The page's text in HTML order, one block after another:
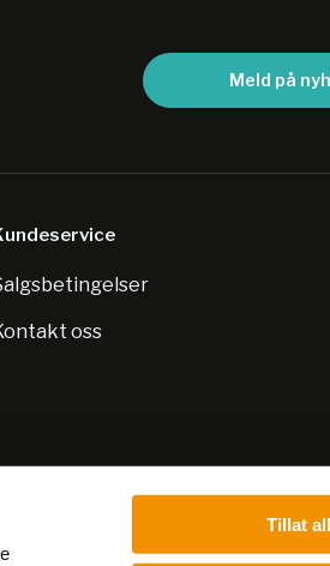
Tillat
Meld på
oss